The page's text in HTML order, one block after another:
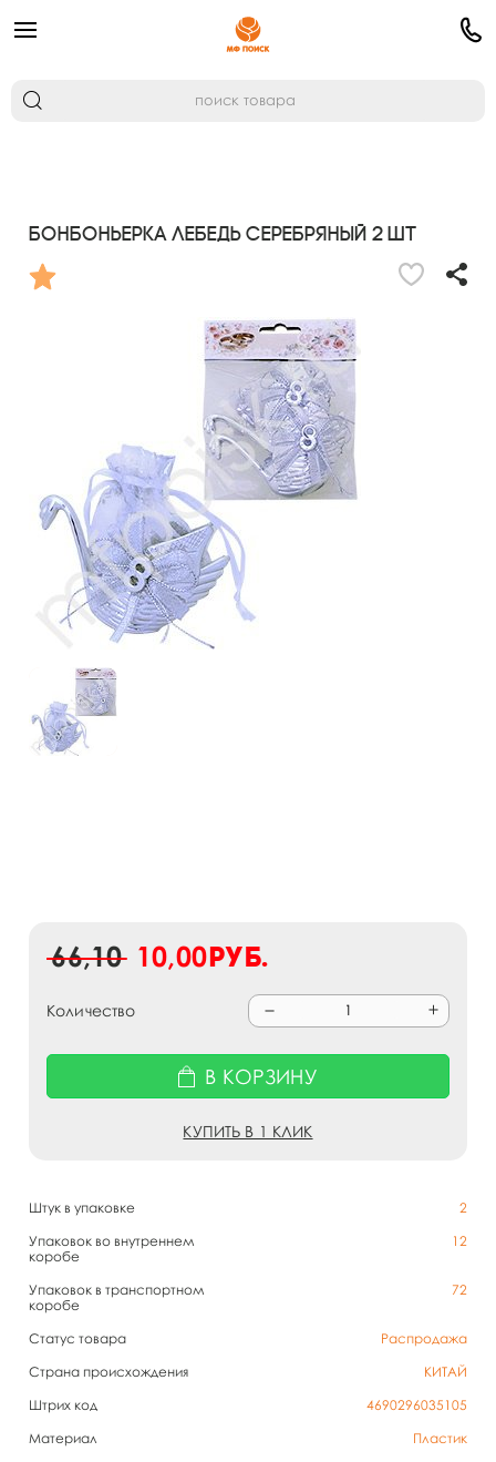
Бонбоньерка Лебедь серебряный 2 шт
Штук в упаковке
2
Упаковок во внутреннем
коробе
12
Упаковок в транспортном
коробе
72
Статус товара
Распродажа
Страна происхождения
КИТАЙ
Штрих код
4690296035105
Материал
Пластик
66,10 10,00руб.
Количество
В КОРЗИНУ
КУПИТЬ В 1 КЛИК